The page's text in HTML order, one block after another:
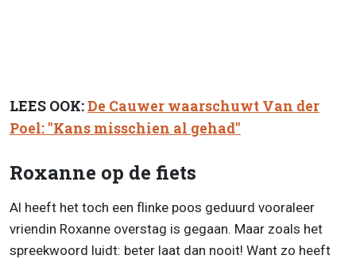
LEES OOK:De Cauwer waarschuwt Van der
Poel: "Kans misschien al gehad"
Roxanne op de fiets
Al heeft het toch een flinke poos geduurd vooraleer
vriendin Roxanne overstag is gegaan. Maar zoals het
spreekwoord luidt: beter laat dan nooit! Want zo heeft